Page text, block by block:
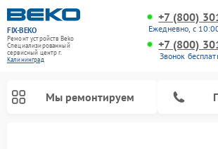
FIX-BEKO
Ремонт устройств Beko
Специализированный
cервисный центр г.
Калининград
+7 (800)
Ежедневно, с
+7 (800)
Звонок
Мы ремонтируем